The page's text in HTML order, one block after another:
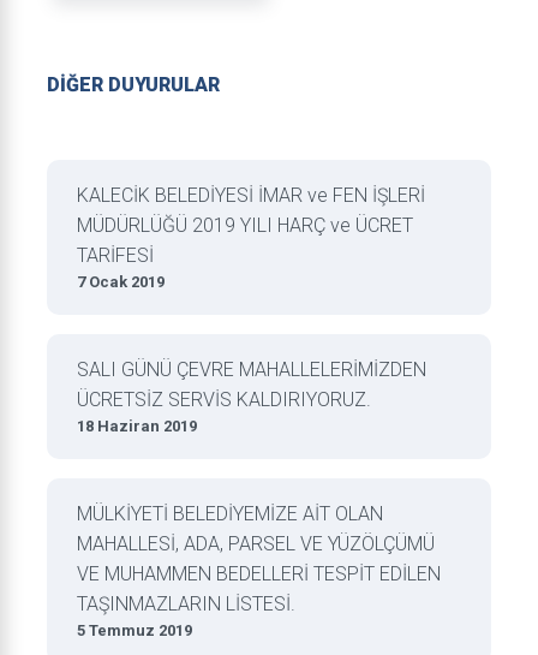
DİĞER DUYURULAR
KALECİK BELEDİYESİ İMAR ve FEN İŞLERİ
MÜDÜRLÜĞÜ 2019 YILI HARÇ ve ÜCRET
TARİFESİ
7 Ocak 2019
SALI GÜNÜ ÇEVRE MAHALLELERİMİZDEN
ÜCRETSİZ SERVİS KALDIRIYORUZ.
18 Haziran 2019
MÜLKİYETİ BELEDİYEMİZE AİT OLAN
MAHALLESİ, ADA, PARSEL VE YÜZÖLÇÜMÜ
VE MUHAMMEN BEDELLERİ TESPİT EDİLEN
TAŞINMAZLARIN LİSTESİ.
5 Temmuz 2019